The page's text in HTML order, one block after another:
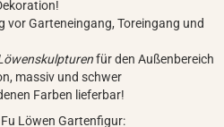
vor Garteneingang, Toreingang und
für den Außenbereich
massiv und schwer
Farben lieferbar!
Löwen Gartenfigur: